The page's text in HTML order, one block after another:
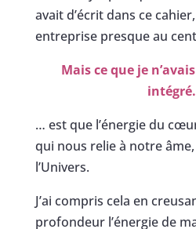
avait d’écrit dans ce
entreprise presque au
Mais ce que je
… est que l’énergie du
qui nous relie à notre
l’Univers.
J’ai compris cela en
profondeur l’énergie de